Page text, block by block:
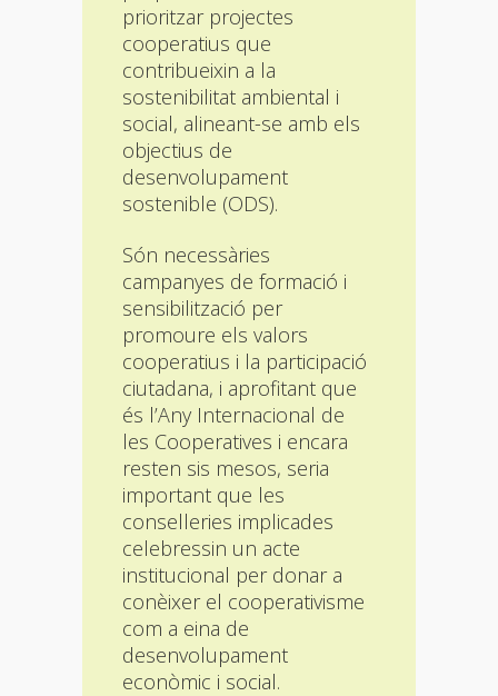
prioritzar projectes
cooperatius que
contribueixin a la
sostenibilitat ambiental i
social, alineant-se amb els
objectius de
desenvolupament
sostenible (ODS).
Són necessàries
campanyes de formació i
sensibilització per
promoure els valors
cooperatius i la participació
ciutadana, i aprofitant que
és l’Any Internacional de
les Cooperatives i encara
resten sis mesos, seria
important que les
conselleries implicades
celebressin un acte
institucional per donar a
conèixer el cooperativisme
com a eina de
desenvolupament
econòmic i social.